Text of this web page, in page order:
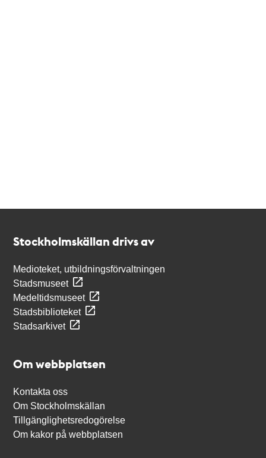
Stockholmskällan drivs av
Medioteket, utbildningsförvaltningen
Stadsmuseet
Medeltidsmuseet
Stadsbiblioteket
Stadsarkivet
Om webbplatsen
Kontakta oss
Om Stockholmskällan
Tillgänglighetsredogörelse
Om kakor på webbplatsen